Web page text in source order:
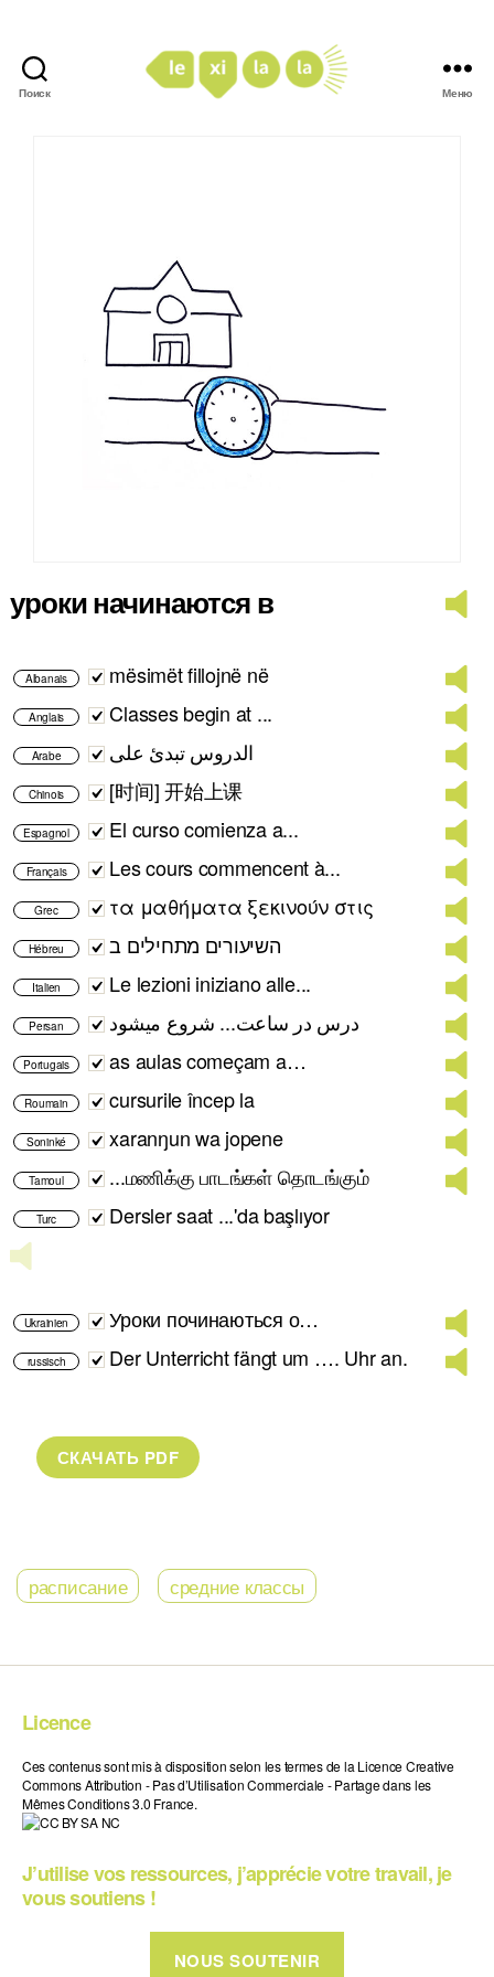
Поиск Меню
уроки начинаются в
Albanais mësimët fillojnë në
Anglais Classes begin at ...
Arabe الدروس تبدئ على
Chinois [时间] 开始上课
Espagnol El curso comienza a...
Français Les cours commencent à...
Grec τα μαθήματα ξεκινούν στις
Hébreu השיעורים מתחילים ב
Italien Le lezioni iniziano alle...
Persan درس در ساعت... شروع میشود
Portugais as aulas começam a…
Roumain cursurile încep la
Soninké xaranŋun wa jopene
Tamoul ...மணிக்கு பாடங்கள் தொடங்கும்
Turc Dersler saat ...'da başlıyor
Ukrainien Уроки починаються о…
russisch Der Unterricht fängt um …. Uhr an.
расписание средние классы
Licence
Ces contenus sont mis à disposition selon les termes de la Licence Creative
Commons Attribution - Pas d’Utilisation Commerciale - Partage dans les
Mêmes Conditions 3.0 France.
J’utilise vos ressources, j’apprécie votre travail, je
vous soutiens !
NOUS SOUTENIR